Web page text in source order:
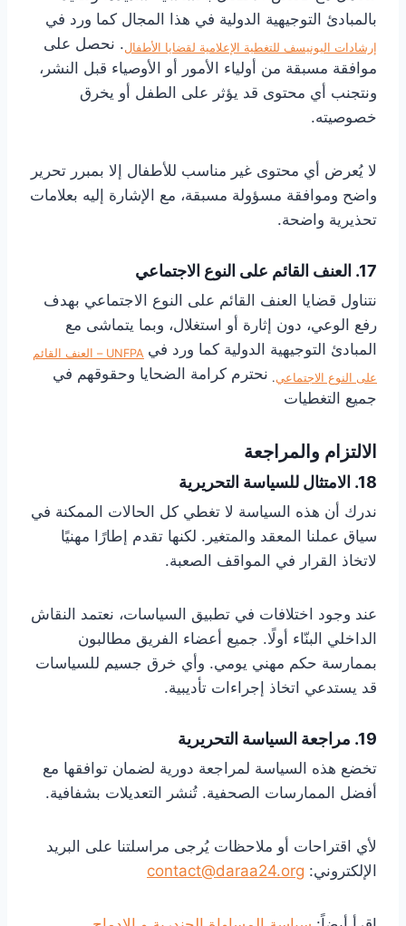
بالمبادئ التوجيهية الدولية في هذا المجال كما ورد في
إرشادات اليونيسف للتغطية الإعلامية لقضايا الأطفال. نحصل على
موافقة مسبقة من أولياء الأمور أو الأوصياء قبل النشر،
ونتجنب أي محتوى قد يؤثر على الطفل أو يخرق
خصوصيته.
لا يُعرض أي محتوى غير مناسب للأطفال إلا بمبرر تحرير
واضح وموافقة مسؤولة مسبقة، مع الإشارة إليه بعلامات
تحذيرية واضحة.
17. العنف القائم على النوع الاجتماعي
نتناول قضايا العنف القائم على النوع الاجتماعي بهدف
رفع الوعي، دون إثارة أو استغلال، وبما يتماشى مع
المبادئ التوجيهية الدولية كما ورد في
UNFPA – العنف القائم
على النوع الاجتماعي. نحترم كرامة الضحايا وحقوقهم في
جميع التغطيات
الالتزام والمراجعة
18. الامتثال للسياسة التحريرية
ندرك أن هذه السياسة لا تغطي كل الحالات الممكنة في
سياق عملنا المعقد والمتغير. لكنها تقدم إطارًا مهنيًا
لاتخاذ القرار في المواقف الصعبة.
عند وجود اختلافات في تطبيق السياسات، نعتمد النقاش
الداخلي البنّاء أولًا. جميع أعضاء الفريق مطالبون
بممارسة حكم مهني يومي. وأي خرق جسيم للسياسات
قد يستدعي اتخاذ إجراءات تأديبية.
19. مراجعة السياسة التحريرية
تخضع هذه السياسة لمراجعة دورية لضمان توافقها مع
أفضل الممارسات الصحفية. تُنشر التعديلات بشفافية.
لأي اقتراحات أو ملاحظات يُرجى مراسلتنا على البريد
الإلكتروني: contact@daraa24.org